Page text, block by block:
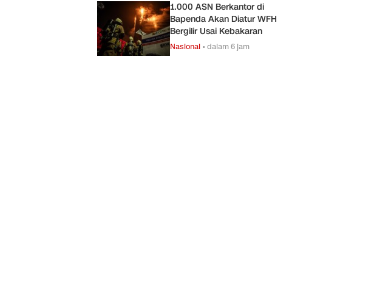
1.000 ASN Berkantor di
Bapenda Akan Diatur WFH
Bergilir Usai Kebakaran
Nasional •dalam 6 jam